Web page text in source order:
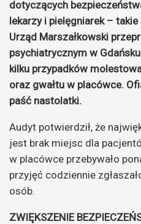
dotyczących
lekarzy i pielęgniarek –
Urząd Marszałkowski
psychiatrycznym w
kilku przypadków
oraz gwałtu w placówce.
paść nastolatki.
Audyt potwierdził, że
jest brak miejsc dla
w placówce przebywało
przyjęć codziennie
osób.
ZWIĘKSZENIE